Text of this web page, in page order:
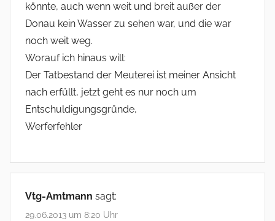
könnte, auch wenn weit und breit außer der
Donau kein Wasser zu sehen war, und die war
noch weit weg.
Worauf ich hinaus will:
Der Tatbestand der Meuterei ist meiner Ansicht
nach erfüllt, jetzt geht es nur noch um
Entschuldigungsgründe,
Werferfehler
Vtg-Amtmann sagt:
29.06.2013 um 8:20 Uhr